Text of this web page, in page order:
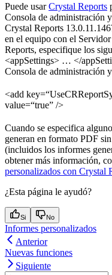
Puede usarCrystal Reports
Consola de administración
Crystal Reports
en el equipo con el
Reports, especifique los
<appSettings> … </
Consola de administración
<add
value=“true” />
Cuando se especifica
generan en formato PDF
(incluidos los informes
obtener más información,
personalizados con Crystal
¿Esta página le ayudó?
Si No
Informes personalizados
Anterior
Nuevas funciones
Siguiente